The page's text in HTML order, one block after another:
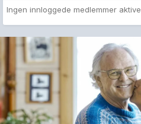
Ingen innloggede medlemmer aktive